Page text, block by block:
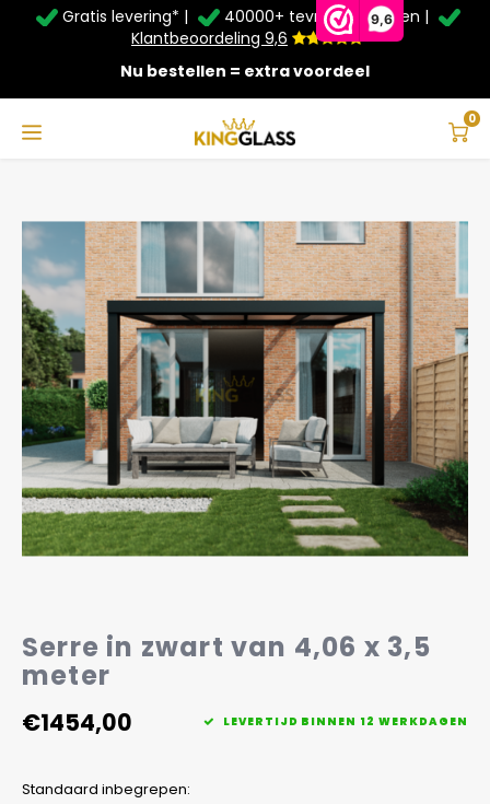
9,6
Service & Contact
Bezorging
Afhalen
Montage
Betaalmethoden
Garantie
Veelgestelde vragen
Taal
Deutsch
Gratis levering* |
40000+ tevreden klanten |
Klantbeoordeling 9,6
Nu bestellen = extra voordeel
0
Zomer Deals: Tot 20% kortingop schuifwanden en
veranda's +€20extra kassa korting*
Serre in zwart van 4,06 x 3,5 meter
Serre in zwart van 4,06 x 3,5
meter
€1454,00 LEVERTIJD BINNEN 12 WERKDAGEN
Standaard inbegrepen: